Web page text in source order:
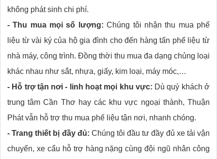
không phát sinh chi phí.
- Thu mua mọi số lượng:Chúng tôi nhận thu mua phế
liệu từ vài ký của hộ gia đình cho đến hàng tấn phế liệu từ
nhà máy, công trình. Đồng thời thu mua đa dạng chủng loại
khác nhau như sắt, nhựa, giấy, kim loại, máy móc,…
- Hỗ trợ tận nơi - linh hoạt mọi khu vực: Dù quý khách ở
trung tâm Cần Thơ hay các khu vực ngoại thành, Thuận
Phát vẫn hỗ trợ thu mua phế liệu tận nơi, nhanh chóng.
- Trang thiết bị đầy đủ: Chúng tôi đầu tư đầy đủ xe tải vận
chuyển, xe cẩu hỗ trợ hàng nặng cùng đội ngũ nhân công